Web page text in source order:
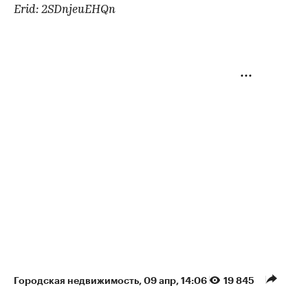
Erid: 2SDnjeuEHQn
Городская недвижимость 09 апр, 14:06 19 845